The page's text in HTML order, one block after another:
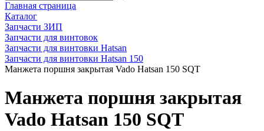
Главная страница
Каталог
Запчасти ЗИП
Запчасти для винтовок
Запчасти для винтовки Hatsan
Запчасти для винтовки Hatsan 150
Манжета поршня закрытая Vado Hatsan 150 SQT
Манжета поршня закрытая
Vado Hatsan 150 SQT